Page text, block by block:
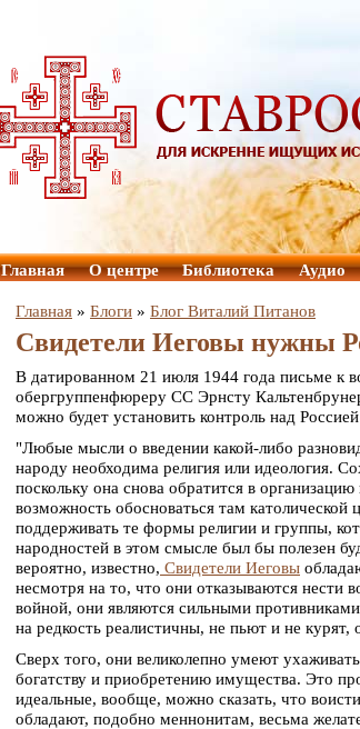
Главная О центре Библиотека Аудио
Главная » Блоги » Блог Виталий Питанов
Свидетели Иеговы нужны
В датированном 21 июля 1944 года письме к
обергруппенфюреру СС Эрнсту
можно будет установить контроль над
"Любые мысли о введении какой-либо
народу необходима религия или идеология.
поскольку она снова обратится в
возможность обосноваться там
поддерживать те формы религии и группы,
народностей в этом смысле был бы полезен
вероятно, известно, Свидетели Иеговы
несмотря на то, что они отказываются нести
войной, они являются сильными
на редкость реалистичны, не пьют и не
Сверх того, они великолепно умеют
богатству и приобретению имущества. Это
идеальные, вообще, можно сказать, что
обладают, подобно меннонитам, весьма